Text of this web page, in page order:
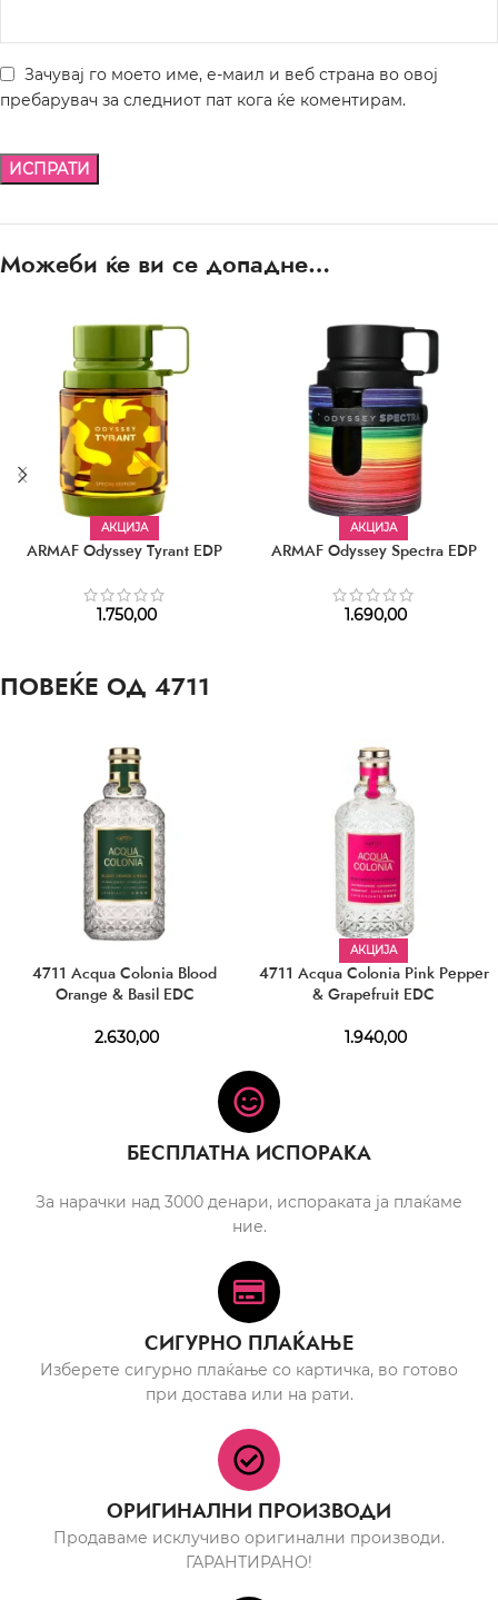
Зачувај го моето име, е-маил и веб страна во овој
пребарувач за следниот пат кога ќе коментирам.
Можеби ќе ви се допадне…
АКЦИЈА
ARMAF Odyssey Tyrant EDP
1.750,00
АКЦИЈА
ARMAF Odyssey Spectra EDP
1.690,00
ПОВЕЌЕ ОД 4711
4711 Acqua Colonia Blood
Orange & Basil EDC
2.630,00
АКЦИЈА
4711 Acqua Colonia Pink Pepper
& Grapefruit EDC
1.940,00
БЕСПЛАТНА ИСПОРАКА
За нарачки над 3000 денари, испораката ја плаќаме
ние.
СИГУРНО ПЛАЌАЊЕ
Изберете сигурно плаќање со картичка, во готово
при достава или на рати.
ОРИГИНАЛНИ ПРОИЗВОДИ
Продаваме исклучиво оригинални производи.
ГАРАНТИРАНО!